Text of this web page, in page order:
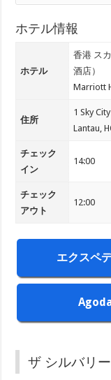
ホテル情報
ホテル
香港 ス
酒店）
Marriott
住所
1 Sky
Lantau,
チェック
イン
14:00
チェック
アウト
12:00
エクスペ
ザ シルバリ